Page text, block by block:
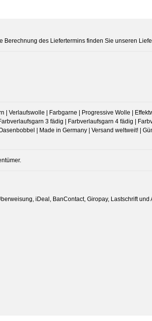
des Liefertermins finden Sie unseren
Verlaufswolle | Farbgarne | Progressive Wolle |
3 fädig | Farbverlaufsgarn 4 fädig |
| Made in Germany | Versand weltweit! |
iDeal, BanContact, Giropay, Lastschrift und